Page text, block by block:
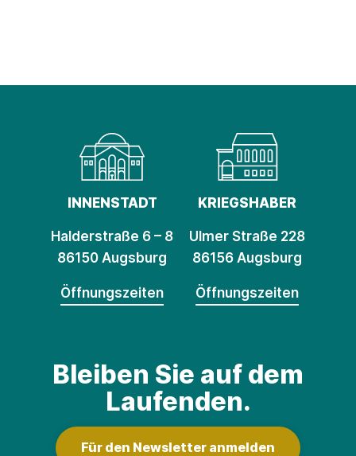
INNENSTADT
Halderstraße 6 – 8
86150 Augsburg
Öffnungszeiten
KRIEGSHABER
Ulmer Straße 228
86156 Augsburg
Öffnungszeiten
Bleiben Sie auf dem
Laufenden.
Für den Newsletter anmelden